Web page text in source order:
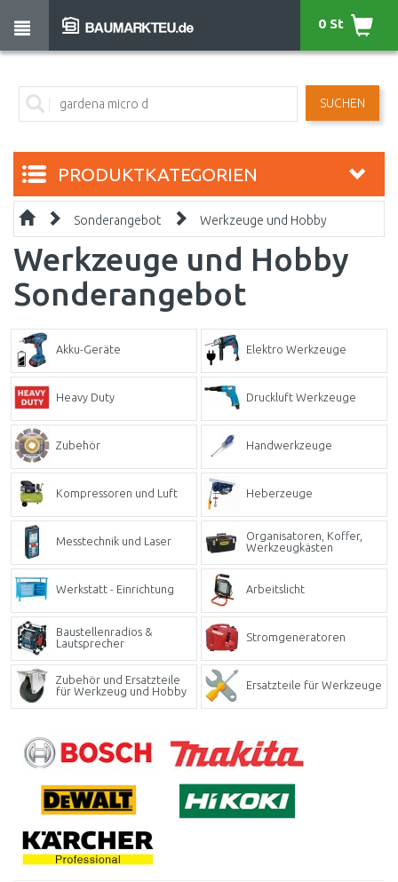
SUCHEN
0 St
PRODUKTKATEGORIEN
Sonderangebot Werkzeuge und Hobby
Werkzeuge und Hobby
Sonderangebot
Akku-Geräte Elektro Werkzeuge
Heavy Duty Druckluft Werkzeuge
Zubehör Handwerkzeuge
Kompressoren und Luft Heberzeuge
Messtechnik und Laser
Organisatoren, Koffer,
Werkzeugkästen
Werkstatt - Einrichtung Arbeitslicht
Baustellenradios &
Lautsprecher
Stromgeneratoren
Zubehör und Ersatzteile
für Werkzeug und Hobby
Ersatzteile für Werkzeuge